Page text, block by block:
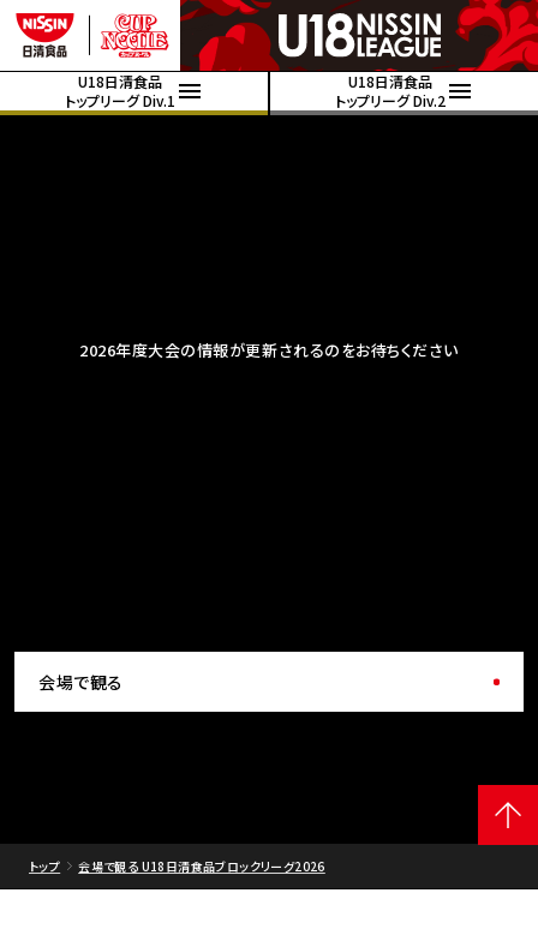
U18日清食品
トップリーグ Div.1
U18日清食品
トップリーグ Div.2
2026年度大会の情報が更新されるのをお待ちください
会場で観る
トップ 会場で観る U18日清食品ブロックリーグ2026